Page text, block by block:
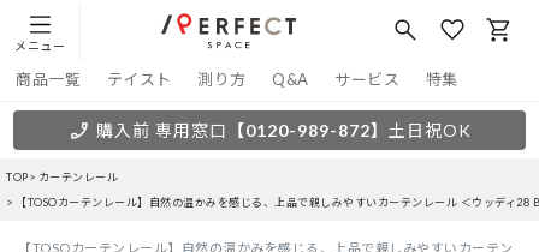
メニュー
商品一覧 テイスト 測り方 Q&A サービス 特集
購入前 専用窓口 【0120-989-872】 土日祝OK
TOP
カーテンレール
【TOSOカーテンレール】自然の温かみを感じる、上品で親しみやすいカーテンレール ＜ウッディ28
【TOSOカーテンレール】自然の温かみを感じる、上品で親しみやすいカーテン